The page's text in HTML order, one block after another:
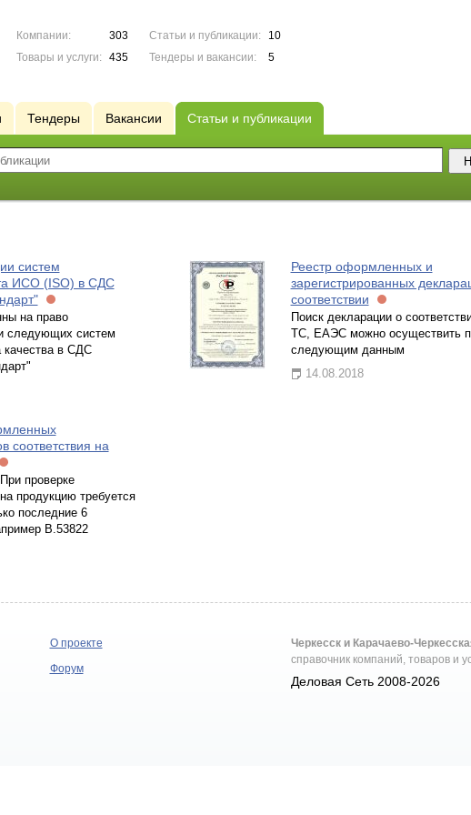
Компании:
303
Товары и услуги:
435
Статьи и публикации:
10
Тендеры и вакансии:
5
Тендеры Вакансии Статьи и публикации
систем
ИСО (ISO) в СДС
на право
следующих систем
в СДС
Реестр оформленных и
зарегистрированных
соответствии
Поиск декларации о
ТС, ЕАЭС можно осуществить
следующим данным
14.08.2018
соответствия на
проверке
продукцию требуется
последние 6
В.53822
О проекте
Форум
Черкесск и Карачаево-
справочник компаний, товаров и
Деловая Сеть 2008-2026